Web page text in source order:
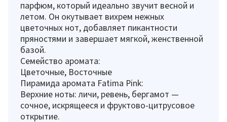
парфюм, который идеально звучит весной и
летом. Он окутывает вихрем нежных
цветочных нот, добавляет пикантности
пряностями и завершает мягкой, женственной
базой.
Семейство аромата:
Цветочные, Восточные
Пирамида аромата Fatima Pink:
Верхние ноты: личи, ревень, бергамот —
сочное, искрящееся и фруктово-цитрусовое
открытие.